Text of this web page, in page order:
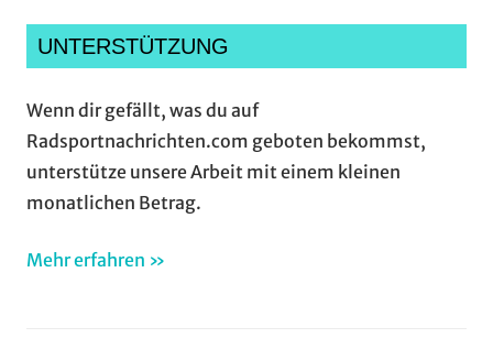
UNTERSTÜTZUNG
Wenn dir gefällt, was du auf
Radsportnachrichten.com geboten bekommst,
unterstütze unsere Arbeit mit einem kleinen
monatlichen Betrag.
Mehr erfahren »